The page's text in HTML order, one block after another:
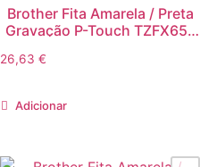
Brother Fita Amarela / Preta
Gravação P-Touch TZFX651
26,63 €
Adicionar